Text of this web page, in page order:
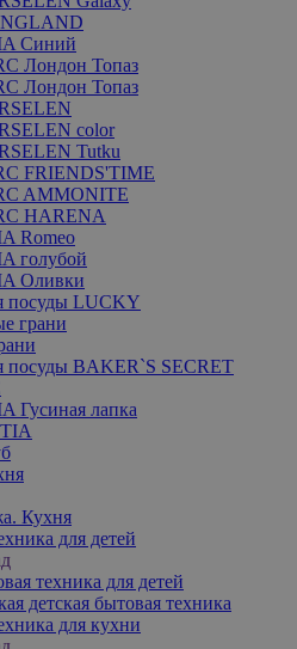
Синий
Лондон Топаз
Лондон Топаз
color
Tutku
FRIENDS'TIME
AMMONITE
HARENA
Romeo
голубой
Оливки
посуды LUCKY
грани
посуды BAKER`S SECRET
Гусиная лапка
Кухня
для детей
техника для детей
детская бытовая техника
для кухни